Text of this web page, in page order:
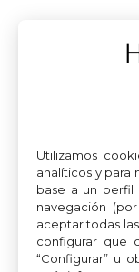
Utilizamos
analíticos y para
base a un
navegación
aceptar todas
configurar que
“Configurar” u